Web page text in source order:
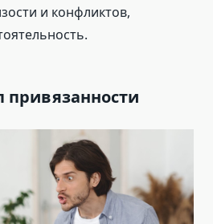
и конфликтов,